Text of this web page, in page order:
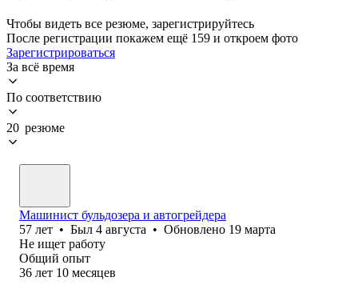
Чтобы видеть все резюме, зарегистрируйтесь
После регистрации покажем ещё 159 и откроем фото
Зарегистрироваться
За всё время
По соответствию
20 резюме
Машинист бульдозера и автогрейдера
57 лет • Был 4 августа • Обновлено 19 марта
Не ищет работу
Общий опыт
36 лет 10 месяцев